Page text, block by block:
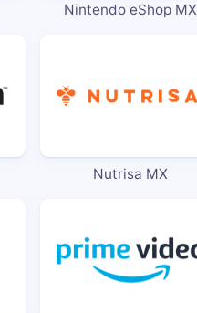
Nintendo eShop MX
Nutrisa MX